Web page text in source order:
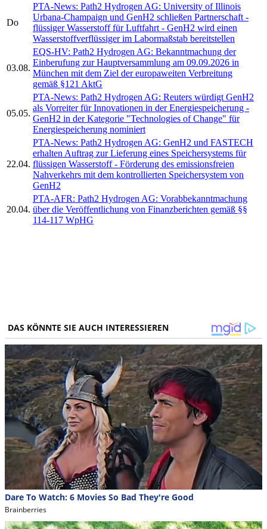
Do
PTA-News: Path2 Hydrogen AG: University of Illinois
Urbana-Champaign und GenH2 schließen Partnerschaft -
flüssiger Wasserstoff für Luftfahrt - GenH2 wird einen
Wasserstoffverflüssiger im Labormaßstab bereitstellen
03.08.
EQS-HV: Path2 Hydrogen AG: Bekanntmachung der
Einberufung zur Hauptversammlung am 09.09.2026 in
München mit dem Ziel der europaweiten Verbreitung
gemäß §121 AktG
05.05.
PTA-News: Path2 Hydrogen AG: Reuters würdigt GenH2
als Vorreiter für Innovationen in der Energiespeicherung -
GenH2 in der Kategorie "Technologies of Change" für
Energiespeicherung nominiert
22.04.
PTA-News: Path2 Hydrogen AG: GenH2 und FASTECH
erhalten Auftrag zur Lieferung eines Speichersystems für
flüssigen Wasserstoff - Förderung des emissionsfreien
Nahverkehrs mit dem kontrollierten Speichersystem von
GenH2
20.04.
PTA-AFR: Path2 Hydrogen AG: Vorabbekanntmachung
über die Veröffentlichung von Finanzberichten gemäß §§
114-117 WpHG